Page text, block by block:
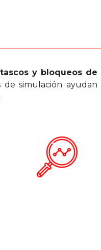
y bloqueos de
de simulación